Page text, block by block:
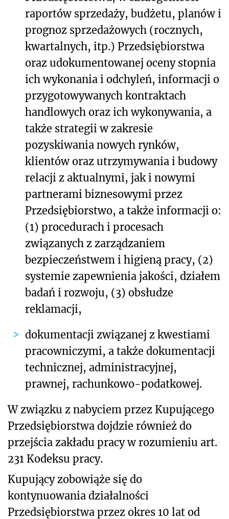
raportów sprzedaży, budżetu, planów i
prognoz sprzedażowych (rocznych,
kwartalnych, itp.) Przedsiębiorstwa
oraz udokumentowanej oceny stopnia
ich wykonania i odchyleń, informacji o
przygotowywanych kontraktach
handlowych oraz ich wykonywania, a
także strategii w zakresie
pozyskiwania nowych rynków,
klientów oraz utrzymywania i budowy
relacji z aktualnymi, jak i nowymi
partnerami biznesowymi przez
Przedsiębiorstwo, a także informacji o:
(1) procedurach i procesach
związanych z zarządzaniem
bezpieczeństwem i higieną pracy, (2)
systemie zapewnienia jakości, działem
badań i rozwoju, (3) obsłudze
reklamacji,
dokumentacji związanej z kwestiami
pracowniczymi, a także dokumentacji
technicznej, administracyjnej,
prawnej, rachunkowo-podatkowej.
W związku z nabyciem przez Kupującego
Przedsiębiorstwa dojdzie również do
przejścia zakładu pracy w rozumieniu art.
231 Kodeksu pracy.
Kupujący zobowiąże się do
kontynuowania działalności
Przedsiębiorstwa przez okres 10 lat od